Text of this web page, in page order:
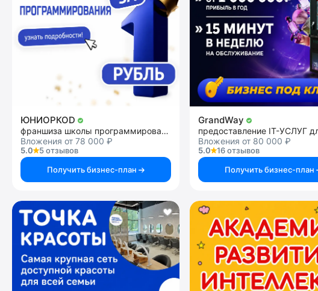
ЮНИОРКОD
франшиза школы программирования
Вложения от 78 000 ₽
5.0
5 отзывов
Получить бизнес-план
GrandWay
Вложения от 80 000 ₽
5.0
16 отзывов
Получить бизнес-план